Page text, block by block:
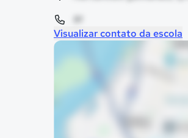
Visualizar contato da escola